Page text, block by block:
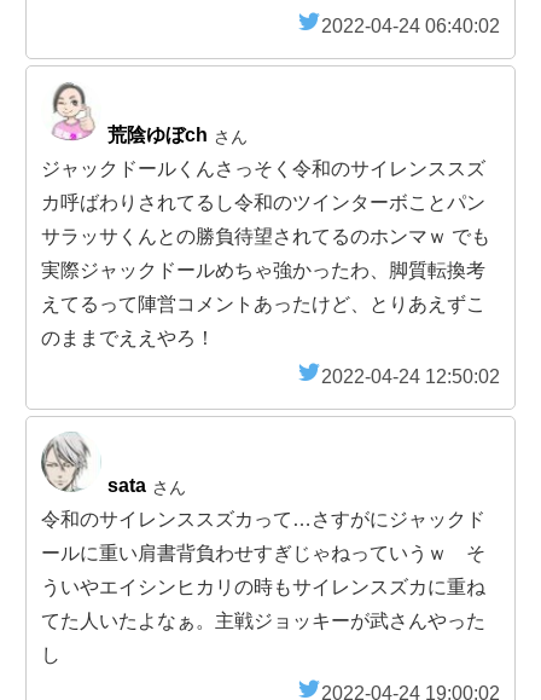
2022-04-24 06:40:02
荒陰ゆぼch さん
ジャックドールくんさっそく令和のサイレンススズ
カ呼ばわりされてるし令和のツインターボことパン
サラッサくんとの勝負待望されてるのホンマｗ でも
実際ジャックドールめちゃ強かったわ、脚質転換考
えてるって陣営コメントあったけど、とりあえずこ
のままでええやろ！
2022-04-24 12:50:02
sata さん
令和のサイレンススズカって…さすがにジャックド
ールに重い肩書背負わせすぎじゃねっていうｗ そ
ういやエイシンヒカリの時もサイレンスズカに重ね
てた人いたよなぁ。主戦ジョッキーが武さんやった
し
2022-04-24 19:00:02